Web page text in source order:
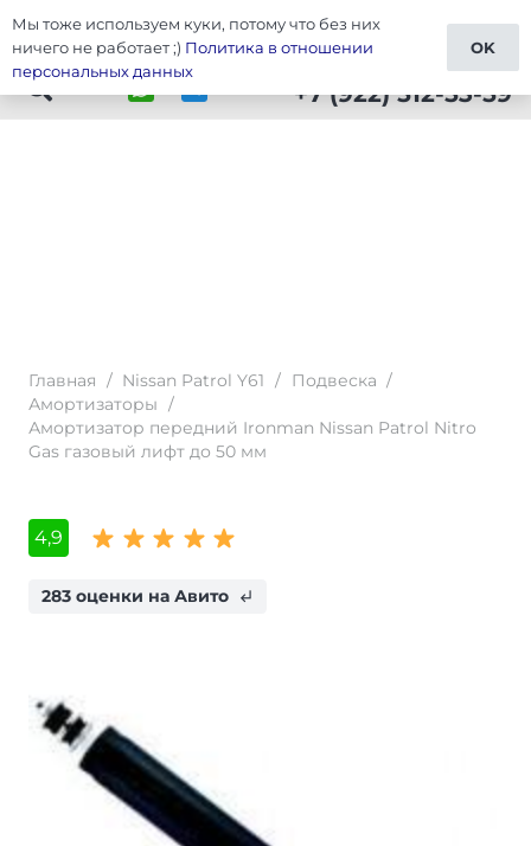
Тюнинг Patrol Y61
+7 (922) 512-53-59
Главная / Nissan Patrol Y61 / Подвеска /
Амортизаторы /
Амортизатор передний Ironman Nissan Patrol Nitro
Gas газовый лифт до 50 мм
4,9
283 оценки на Авито subdirectory_arrow_left
Мы тоже используем куки, потому что без них
ничего не работает ;) Политика в отношении
персональных данных
OK